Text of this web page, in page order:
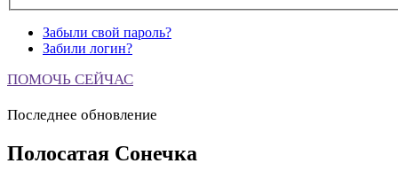
Забыли свой пароль?
Забили логин?
ПОМОЧЬ СЕЙЧАС
Последнее обновление
Полосатая Сонечка